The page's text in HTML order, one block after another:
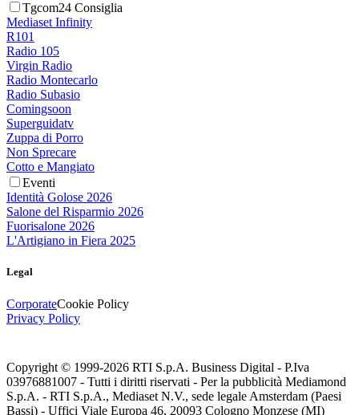
Tgcom24 Consiglia
Mediaset Infinity
R101
Radio 105
Virgin Radio
Radio Montecarlo
Radio Subasio
Comingsoon
Superguidatv
Zuppa di Porro
Non Sprecare
Cotto e Mangiato
Eventi
Identità Golose 2026
Salone del Risparmio 2026
Fuorisalone 2026
L'Artigiano in Fiera 2025
Legal
CorporateCookie Policy
Privacy Policy
Copyright © 1999-2026 RTI S.p.A. Business Digital - P.Iva
03976881007 - Tutti i diritti riservati - Per la pubblicità Mediamond
S.p.A. - RTI S.p.A., Mediaset N.V., sede legale Amsterdam (Paesi
Bassi) - Uffici Viale Europa 46, 20093 Cologno Monzese (MI)